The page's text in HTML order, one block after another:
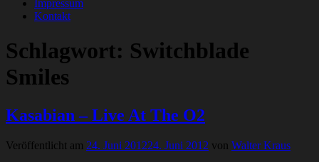
Impressum
Kontakt
Schlagwort: Switchblade
Smiles
Kasabian – Live At The O2
Veröffentlicht am 24. Juni 201224. Juni 2012 von Walter Kraus